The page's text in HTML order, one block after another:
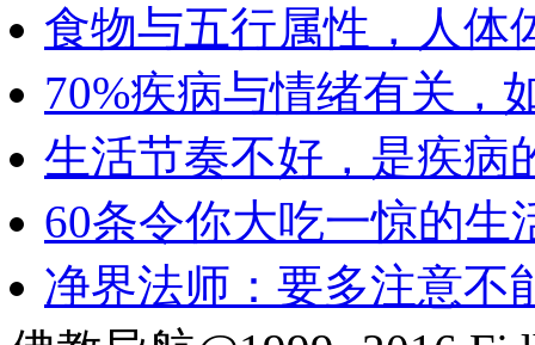
食物与五行属性，人体
70%疾病与情绪有关，
生活节奏不好，是疾病
60条令你大吃一惊的生
净界法师：要多注意不